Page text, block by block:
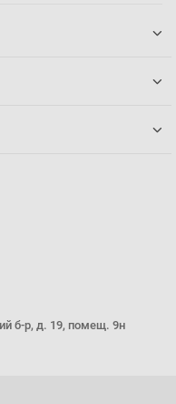
б-р, д. 19, помещ. 9н